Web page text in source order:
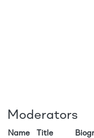
Moderators
Name Title